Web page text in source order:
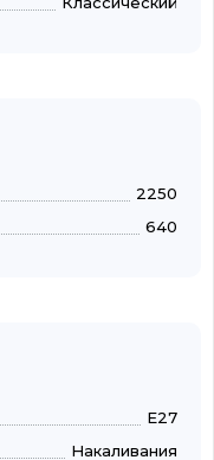
2250
640
E27
Накаливания